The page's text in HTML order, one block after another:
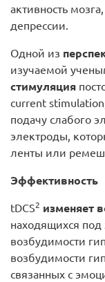
активность
депрессии.
Одной из
изучаемой
стимуляция
current
подачу слабого
электроды,
ленты или
Эффективность
tDCS2 изменяет
находящихся
возбудимости
возбудимости
связанных с